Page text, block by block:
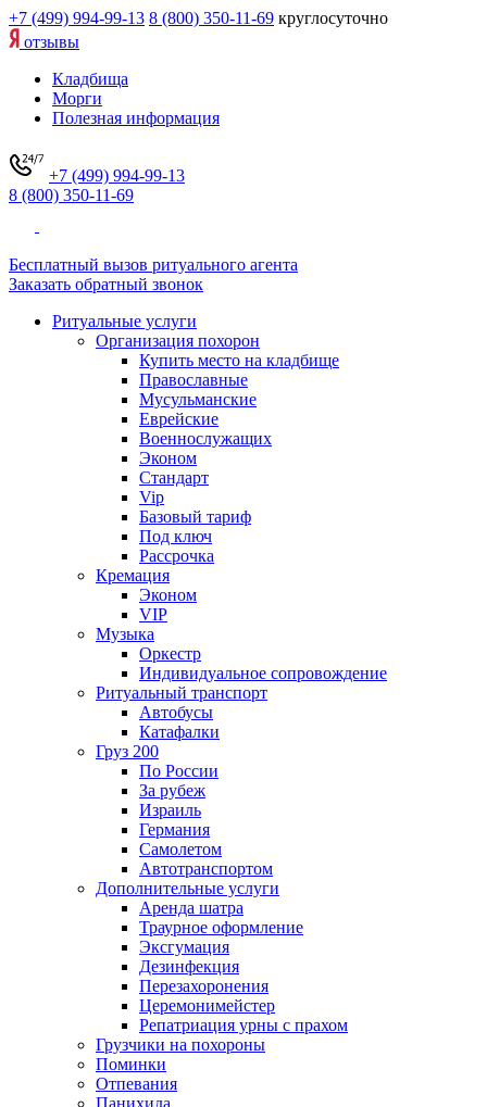
+7 (499) 994-99-13 8 (800) 350-11-69 круглосуточно
отзывы
Кладбища
Морги
Полезная информация
+7 (499) 994-99-13
8 (800) 350-11-69
Бесплатный вызов ритуального агента
Заказать обратный звонок
Ритуальные услуги
Организация похорон
Купить место на кладбище
Православные
Мусульманские
Еврейские
Военнослужащих
Эконом
Стандарт
Vip
Базовый тариф
Под ключ
Рассрочка
Кремация
Эконом
VIP
Музыка
Оркестр
Индивидуальное сопровождение
Ритуальный транспорт
Автобусы
Катафалки
Груз 200
По России
За рубеж
Израиль
Германия
Самолетом
Автотранспортом
Дополнительные услуги
Аренда шатра
Траурное оформление
Эксгумация
Дезинфекция
Перезахоронения
Церемонимейстер
Репатриация урны с прахом
Грузчики на похороны
Поминки
Отпевания
Панихида